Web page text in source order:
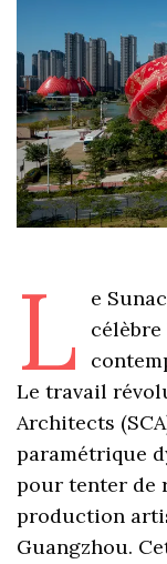
L
e
Le travail
Architects
paramétrique
pour tenter de
production
Guangzhou.